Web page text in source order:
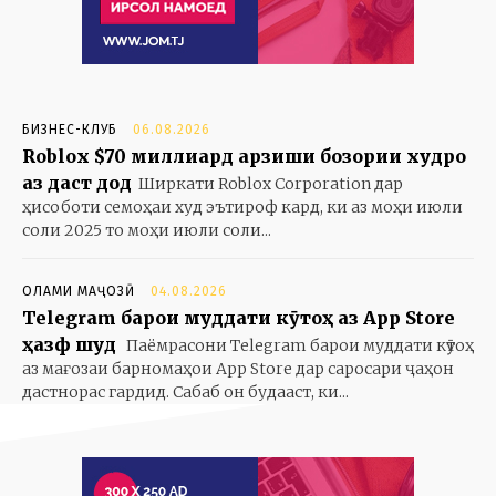
БИЗНЕС-КЛУБ 06.08.2026
Roblox $70 миллиард арзиши бозории худро
аз даст дод Ширкати Roblox Corporation дар
ҳисоботи семоҳаи худ эътироф кард, ки аз моҳи июли
соли 2025 то моҳи июли соли...
ОЛАМИ МАҶОЗӢ 04.08.2026
Telegram барои муддати кӯтоҳ аз App Store
ҳазф шуд Паёмрасони Telegram барои муддати кӯтоҳ
аз мағозаи барномаҳои App Store дар саросари ҷаҳон
дастнорас гардид. Сабаб он будааст, ки...